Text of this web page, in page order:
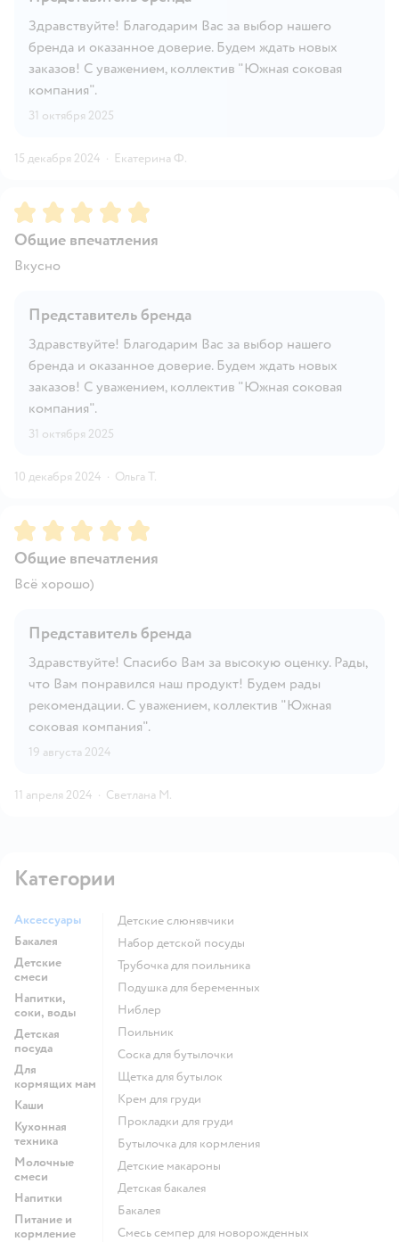
Здравствуйте! Благодарим Вас за выбор нашего
бренда и оказанное доверие. Будем ждать новых
заказов! С уважением, коллектив "Южная соковая
компания".
31 октября 2025
15 декабря 2024 · Екатерина Ф.
Рейтинг:5
Общие впечатления
Вкусно
Представитель бренда
Здравствуйте! Благодарим Вас за выбор нашего
бренда и оказанное доверие. Будем ждать новых
заказов! С уважением, коллектив "Южная соковая
компания".
31 октября 2025
10 декабря 2024 · Ольга Т.
Рейтинг:5
Общие впечатления
Всё хорошо)
Представитель бренда
Здравствуйте! Спасибо Вам за высокую оценку. Рады,
что Вам понравился наш продукт! Будем рады
рекомендации. С уважением, коллектив "Южная
соковая компания".
19 августа 2024
11 апреля 2024 · Светлана М.
Категории
Аксессуары
Бакалея
Детские
смеси
Напитки,
соки, воды
Детская
посуда
Для
кормящих мам
Каши
Кухонная
техника
Молочные
смеси
Напитки
Питание и
кормление
детские слюнявчики
набор детской посуды
трубочка для поильника
подушка для беременных
ниблер
поильник
соска для бутылочки
щетка для бутылок
крем для груди
прокладки для груди
бутылочка для кормления
детские макароны
детская бакалея
бакалея
смесь семпер для новорожденных